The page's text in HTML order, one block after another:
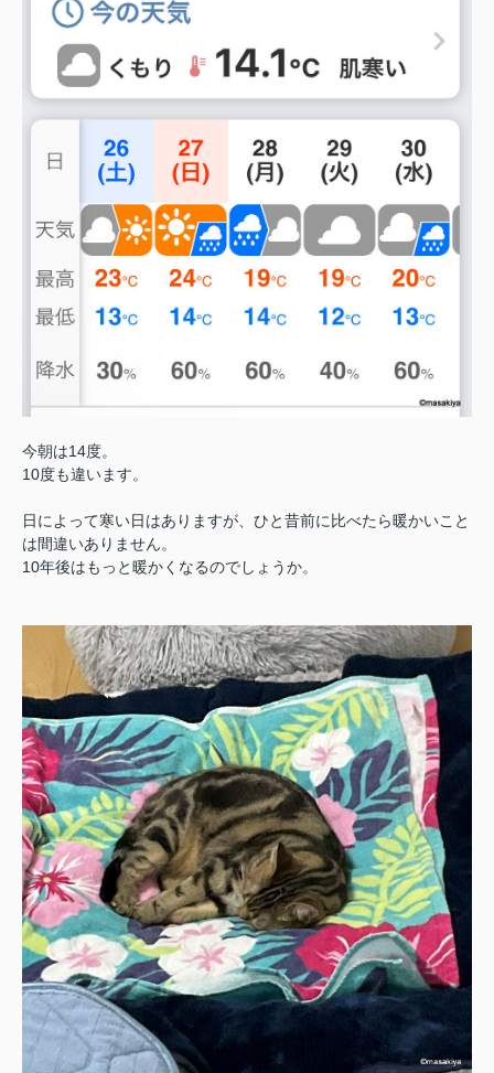
今朝は14度。
10度も違います。
日によって寒い日はありますが、ひと昔前に比べたら暖かいこと
は間違いありません。
10年後はもっと暖かくなるのでしょうか。